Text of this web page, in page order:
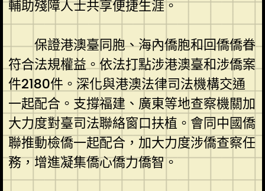
輔助殘障人士共享便捷生涯。
保證港澳臺同胞、海內僑胞和回僑僑眷
符合法規權益。依法打點涉港澳臺和涉僑案
件2180件。深化與港澳法律司法機構交通
一起配合。支撐福建、廣東等地查察機關加
大力度對臺司法聯絡窗口扶植。會同中國僑
聯推動檢僑一起配合，加大力度涉僑查察任
務，增進凝集僑心僑力僑智。